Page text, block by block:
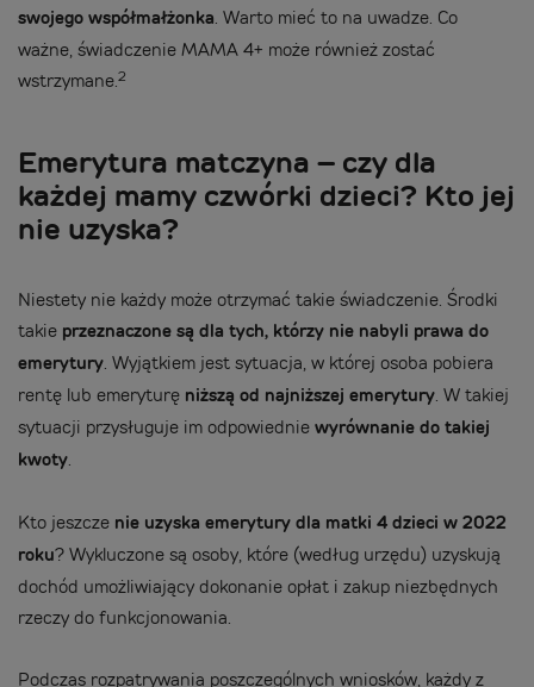
swojego współmałżonka. Warto mieć to na uwadze. Co
ważne, świadczenie MAMA 4+ może również zostać
wstrzymane.2
Emerytura matczyna – czy dla
każdej mamy czwórki dzieci? Kto jej
nie uzyska?
Niestety nie każdy może otrzymać takie świadczenie. Środki
takie przeznaczone są dla tych, którzy nie nabyli prawa do
emerytury. Wyjątkiem jest sytuacja, w której osoba pobiera
rentę lub emeryturę niższą od najniższej emerytury. W takiej
sytuacji przysługuje im odpowiednie wyrównanie do takiej
kwoty.
Kto jeszcze nie uzyska emerytury dla matki 4 dzieci w 2022
roku? Wykluczone są osoby, które (według urzędu) uzyskują
dochód umożliwiający dokonanie opłat i zakup niezbędnych
rzeczy do funkcjonowania.
Podczas rozpatrywania poszczególnych wniosków, każdy z